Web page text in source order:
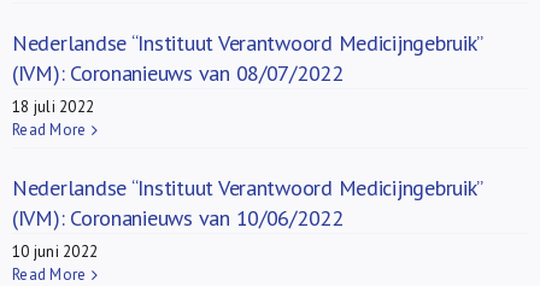
Nederlandse “Instituut Verantwoord Medicijngebruik”
(IVM): Coronanieuws van 08/07/2022
18 juli 2022
Read More
Nederlandse “Instituut Verantwoord Medicijngebruik”
(IVM): Coronanieuws van 10/06/2022
10 juni 2022
Read More